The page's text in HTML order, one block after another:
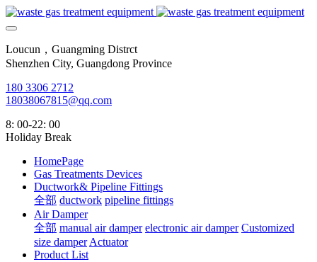
Loucun，Guangming Distrct
Shenzhen City, Guangdong Province
180 3306 2712
18038067815@qq.com
8: 00-22: 00
Holiday Break
HomePage
Gas Treatments Devices
Ductwork& Pipeline Fittings
全部 ductwork pipeline fittings
Air Damper
全部 manual air damper electronic air damper Customized
size damper Actuator
Product List